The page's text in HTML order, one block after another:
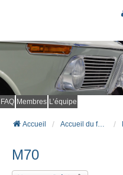
FAQ Membres L’équipe
Accueil Accueil du forum
M70